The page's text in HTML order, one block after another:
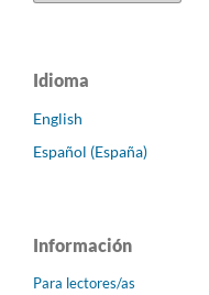
Idioma
English
Español (España)
Información
Para lectores/as